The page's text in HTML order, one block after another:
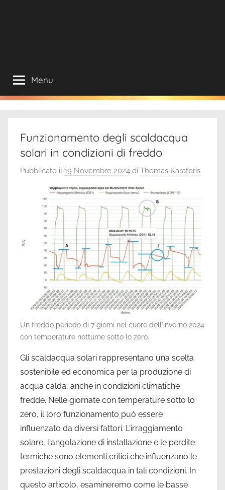
Menu
Funzionamento degli scaldacqua
solari in condizioni di freddo
Pubblicato il 19 Novembre 2024 di Thomas Karaferis
Un freddo periodo di 7 giorni nel cuore dell'inverno 2024
con temperature notturne sotto lo zero.
Gli scaldacqua solari rappresentano una scelta
sostenibile ed economica per la produzione di
acqua calda, anche in condizioni climatiche
fredde. Nelle giornate con temperature sotto lo
zero, il loro funzionamento può essere
influenzato da diversi fattori. L'irraggiamento
solare, l'angolazione di installazione e le perdite
termiche sono elementi critici che influenzano le
prestazioni degli scaldacqua in tali condizioni. In
questo articolo, esamineremo come le basse